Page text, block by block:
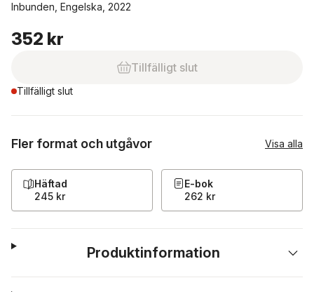
Inbunden, Engelska, 2022
352 kr
Tillfälligt slut
Tillfälligt slut
Fler format och utgåvor Visa alla
Häftad
245 kr
E-bok
262 kr
Produktinformation